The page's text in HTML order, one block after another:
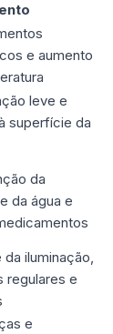
e aumento
leve e
superfície da
da
da água e
da iluminação,
regulares e
e